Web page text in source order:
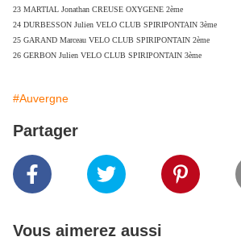
23 MARTIAL Jonathan CREUSE OXYGENE 2ème
24 DURBESSON Julien VELO CLUB SPIRIPONTAIN 3ème
25 GARAND Marceau VELO CLUB SPIRIPONTAIN 2ème
26 GERBON Julien VELO CLUB SPIRIPONTAIN 3ème
#Auvergne
Partager
Vous aimerez aussi